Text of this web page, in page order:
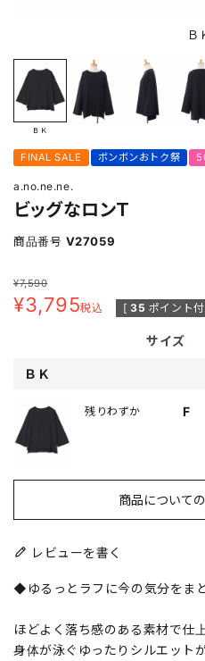
Ｂ
ＢＫ
FINAL SALE ボンボンおトク祭
a.no.ne.ne.
ビッグなロンＴ
商品番号 V27059
¥7,590
¥3,795税込 [ 35 ポイント
サイズ
ＢＫ
F
残りわずか
商品について
レビューを書く
◆ゆるっとラフに今の気分をま
ほどよく落ち感のある素材で仕
身体が泳ぐゆったりシルエット